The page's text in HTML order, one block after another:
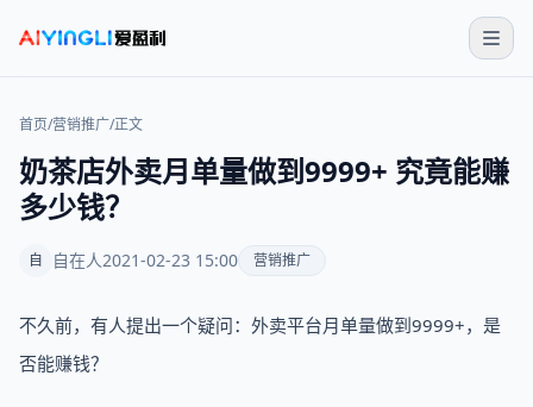
首页/营销推广/正文
奶茶店外卖月单量做到9999+ 究竟能赚
多少钱？
自 自在人2021-02-23 15:00 营销推广
不久前，有人提出一个疑问：外卖平台月单量做到9999+，是
否能赚钱？